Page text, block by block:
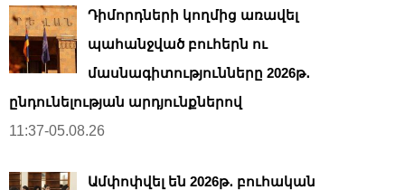
Դիմորդների կողմից առավել
պահանջված բուհերն ու
մասնագիտությունները 2026թ․
ընդունելության արդյունքներով
11:37-05.08.26
Ամփոփվել են 2026թ․ բուհական